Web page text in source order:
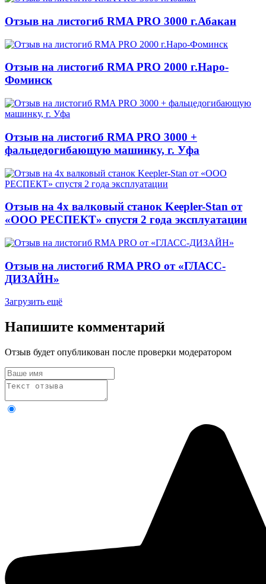
Отзыв на листогиб RMA PRO 3000 г.Абакан
Отзыв на листогиб RMA PRO 2000 г.Наро-
Фоминск
Отзыв на листогиб RMA PRO 3000 +
фальцедогибающую машинку, г. Уфа
Отзыв на 4х валковый станок Keepler-Stan от
«ООО РЕСПЕКТ» спустя 2 года эксплуатации
Отзыв на листогиб RMA PRO от «ГЛАСС-
ДИЗАЙН»
Загрузить ещё
Напишите комментарий
Отзыв будет опубликован после проверки модератором